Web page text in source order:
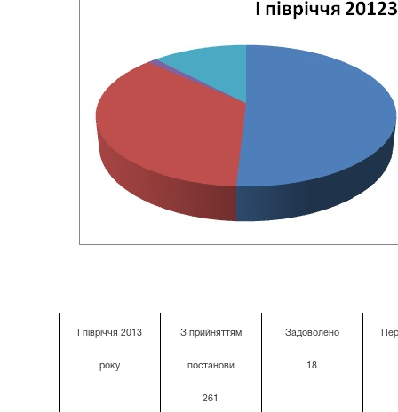
І півріччя 2013
року
З прийняттям
постанови
261
Задоволено
18